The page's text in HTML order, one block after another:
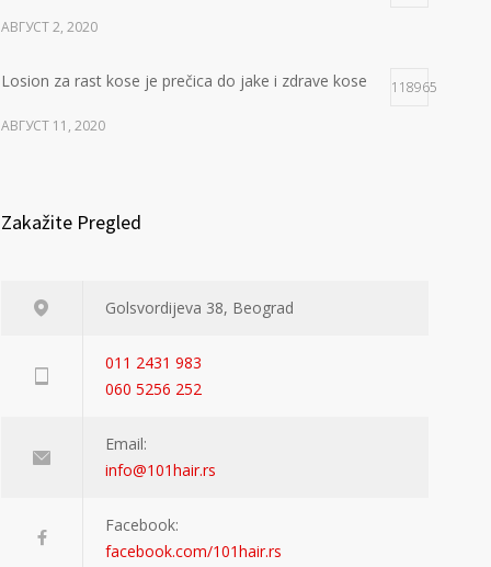
АВГУСТ 2, 2020
Losion za rast kose je prečica do jake i zdrave kose 118965
АВГУСТ 11, 2020
Zakažite Pregled
Golsvordijeva 38, Beograd
011 2431 983
060 5256 252
Email:
info@101hair.rs
Facebook:
facebook.com/101hair.rs